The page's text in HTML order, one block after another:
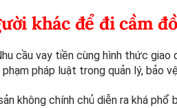
khác để đi cầm
cầu vay tiền cùng hình thức
pháp luật trong quản lý, bảo
không chính chủ diễn ra khá phổ